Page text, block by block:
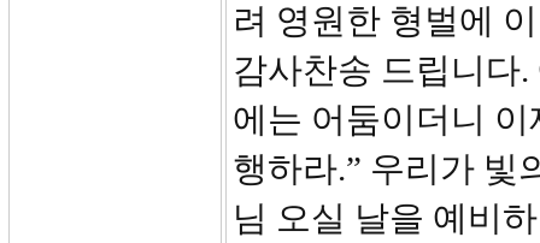
려 영원한 형벌에
감사찬송 드립니다
에는 어둠이더니
행하라.” 우리가 빛
님 오실 날을 예비